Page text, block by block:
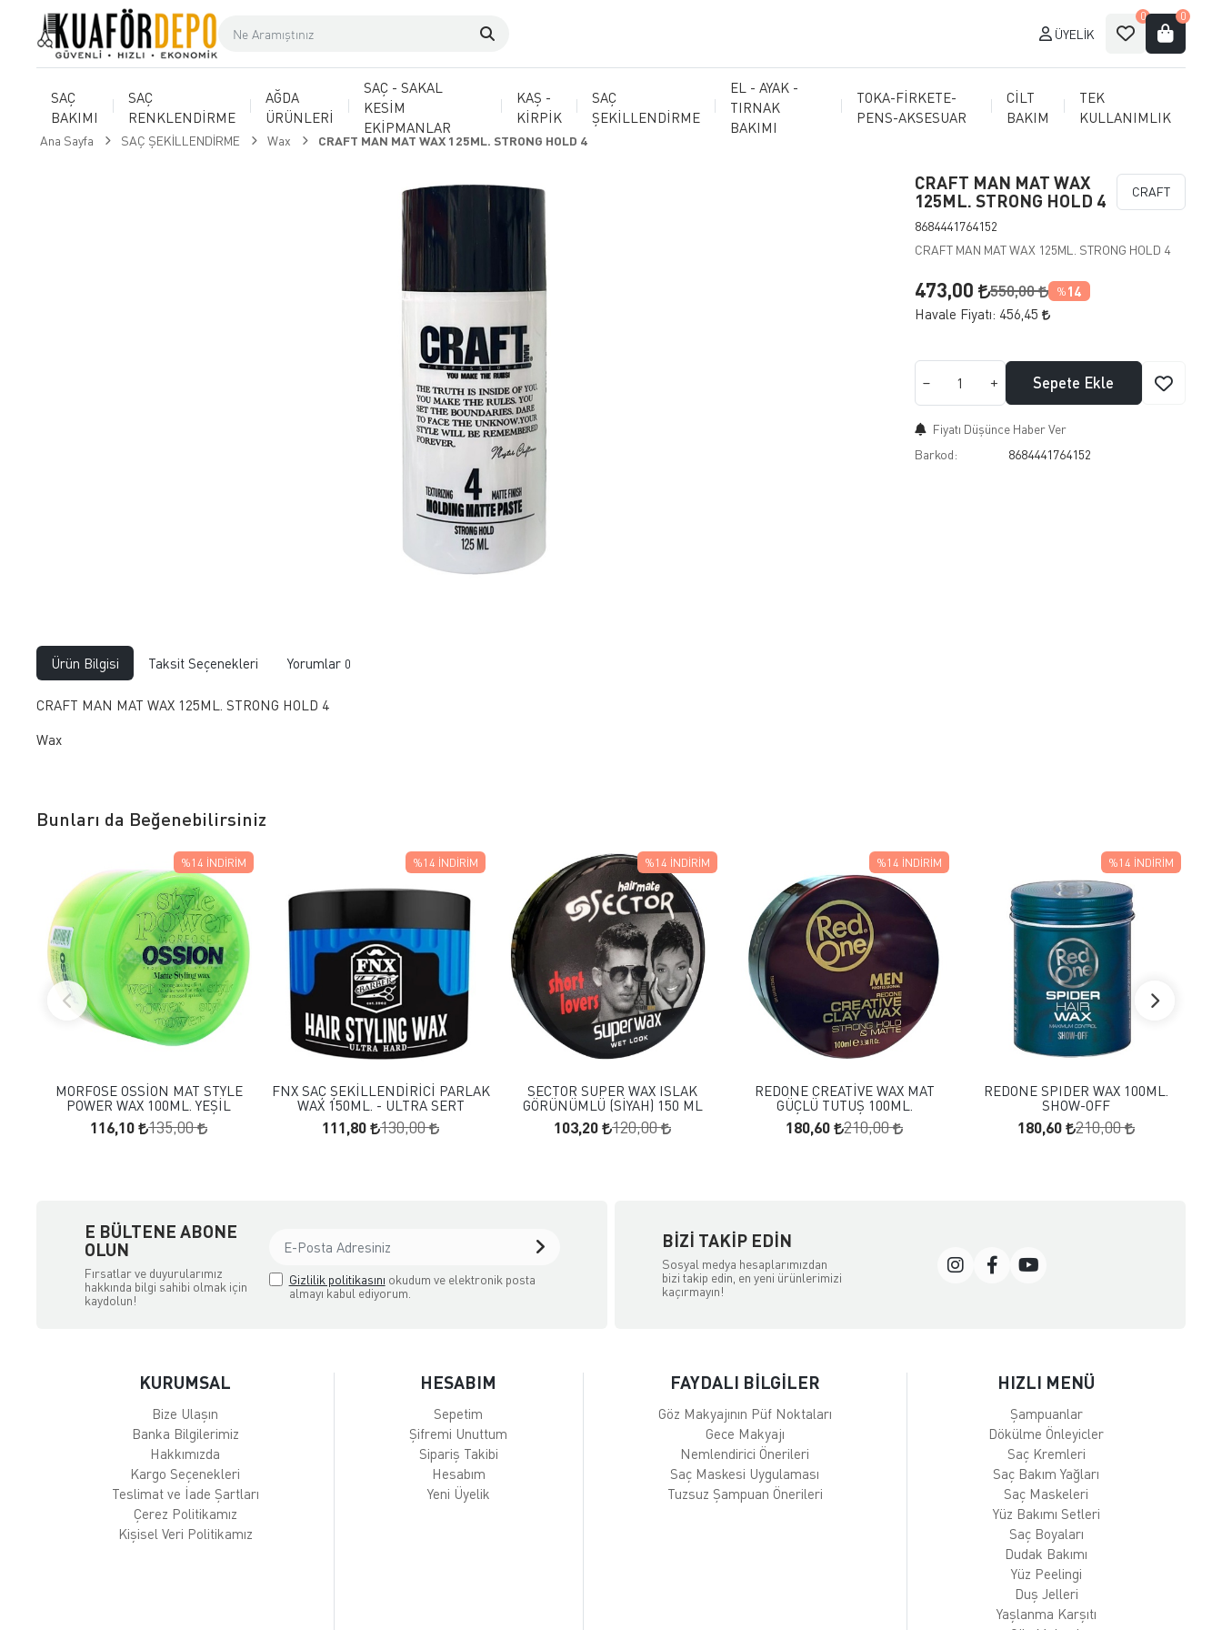
ÜYELIK
0 0
SAÇ
BAKIMI
SAÇ
RENKLENDİRME
AĞDA
ÜRÜNLERİ
SAÇ - SAKAL
KESİM
EKİPMANLAR
KAŞ -
KİRPİK
SAÇ
ŞEKİLLENDİRME
EL - AYAK -
TIRNAK
BAKIMI
TOKA-FİRKETE-
PENS-AKSESUAR
CİLT
BAKIM
TEK
KULLANIMLIK
Ana Sayfa SAÇ ŞEKİLLENDİRME Wax CRAFT MAN MAT WAX 125ML. STRONG HOLD 4
CRAFT MAN MAT WAX
125ML. STRONG HOLD 4
8684441764152
CRAFT
CRAFT MAN MAT WAX 125ML. STRONG HOLD 4
473,00 550,00 % 14
Havale Fiyatı: 456,45
Sepete Ekle
Fiyatı Düşünce Haber Ver
Barkod:
8684441764152
Ürün Bilgisi Taksit Seçenekleri Yorumlar 0
CRAFT MAN MAT WAX 125ML. STRONG HOLD 4
Wax
Bunları da Beğenebilirsiniz
FAVORILERE EKLE
SEPETE EKLE
MORFOSE OSSİON MAT STYLE
POWER WAX 100ML. YEŞİL
116,10 135,00
%14 İNDIRIM
FAVORILERE EKLE
SEPETE EKLE
FNX SAÇ ŞEKİLLENDİRİCİ PARLAK
WAX 150ML. - ULTRA SERT
111,80 130,00
%14 İNDIRIM
FAVORILERE EKLE
SEPETE EKLE
SECTOR SUPER WAX ISLAK
GÖRÜNÜMLÜ (SİYAH) 150 ML
103,20 120,00
%14 İNDIRIM
FAVORILERE EKLE
SEPETE EKLE
REDONE CREATİVE WAX MAT
GÜÇLÜ TUTUŞ 100ML.
180,60 210,00
%14 İNDIRIM
FAVORILERE EKLE
SEPETE EKLE
REDONE SPIDER WAX 100ML.
SHOW-OFF
180,60 210,00
%14 İNDIRIM
E BÜLTENE ABONE
OLUN
Fırsatlar ve duyurularımız
hakkında bilgi sahibi olmak için
kaydolun!
Gizlilik politikasını okudum ve elektronik posta
almayı kabul ediyorum.
BIZI TAKIP EDIN
Sosyal medya hesaplarımızdan
bizi takip edin, en yeni ürünlerimizi
kaçırmayın!
KURUMSAL
Bize Ulaşın
Banka Bilgilerimiz
Hakkımızda
Kargo Seçenekleri
Teslimat ve İade Şartları
Çerez Politikamız
Kişisel Veri Politikamız
HESABIM
Sepetim
Şifremi Unuttum
Sipariş Takibi
Hesabım
Yeni Üyelik
FAYDALI BİLGİLER
Göz Makyajının Püf Noktaları
Gece Makyajı
Nemlendirici Önerileri
Saç Maskesi Uygulaması
Tuzsuz Şampuan Önerileri
HIZLI MENÜ
Şampuanlar
Dökülme Önleyicler
Saç Kremleri
Saç Bakım Yağları
Saç Maskeleri
Yüz Bakımı Setleri
Saç Boyaları
Dudak Bakımı
Yüz Peelingi
Duş Jelleri
Yaşlanma Karşıtı